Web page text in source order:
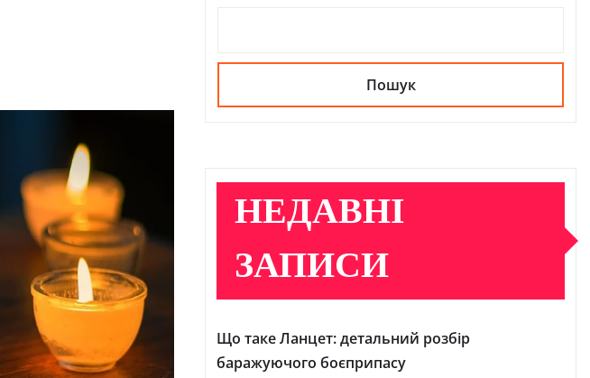
Пошук
НЕДАВНІ
ЗАПИСИ
Що таке Ланцет: детальний розбір
баражуючого боєприпасу